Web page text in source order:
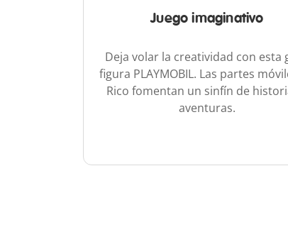
Juego imaginativo
Deja volar la creatividad con esta
figura PLAYMOBIL. Las partes
Rico fomentan un sinfín de
aventuras.